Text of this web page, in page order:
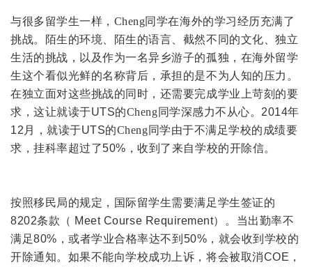
与很多留学生一样， Cheng同学在海外的学习经历充满了
挑战。陌生的环境、陌生的语言、截然不同的文化、独立
生活的挑战，以及作为一名异乡游子的孤独，在海外留学
生这个看似光鲜的名称背后，承担的是不为人知的压力。
在独立面对这些挑战的同时，还需要完成学业上苛刻的要
求，这让就读于UTS的Cheng同学深感力不从心。 2014年
12 月，就读于UTS的Cheng同学由于不满足学校的成绩要
求，挂科率超过了50% ，收到了来自学校的开除信。
按照移民局的规定，国际留学生需要满足学生签证的
8202条款（ Meet Course Requirement）。当出勤率不
满足80% ，或者学业合格率达不到 50% ，就会收到学校的
开除通知。 如果不能向学校成功上诉，将会被取消COE ，